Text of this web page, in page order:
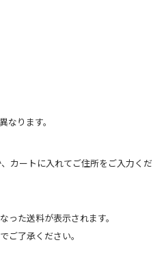
なります。
カートに入れてご住所をご入力くだ
た送料が表示されます。
ご了承ください。